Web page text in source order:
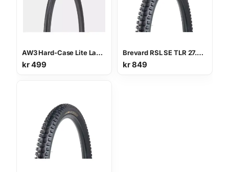
AW3 Hard-Case Lite Landeveisdekk
kr499
Brevard RSL SE TLR 27.5×2.5 Dekk
kr849